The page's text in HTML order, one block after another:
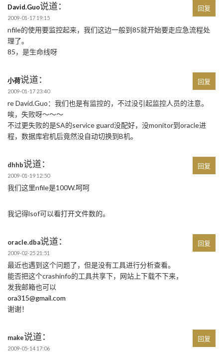
David.Guo说道：
2009-01-17 19:15
nfile的使用要监控起来，我们这边一般到85就开始要走应急流程处
理了。
85，是生命线呀
回复
小荷说道：
2009-01-17 23:40
re David.Guo：我们也是有监控的，不过没引起监控人员的注意。
唉，失败呀～～～
不过更失败的是SA的service guard没配好，没monitor到oracle进
程，数据库宕机后竟然没自动切换到B机。
回复
dhhb说道：
2009-01-19 12:50
我们这里nfile是100W.呵呵
我记得lsof可以看打开文件数的。
回复
oracle.dba说道：
2009-02-25 21:51
最近也遇到这个问题了，但是没有工具进行分析查看。
能否把这个crashinfo的工具共享下，网站上下载不下来，
发我邮箱也可以
ora315@gmail.com
谢谢！
回复
make说道：
2009-05-14 17:06
回复